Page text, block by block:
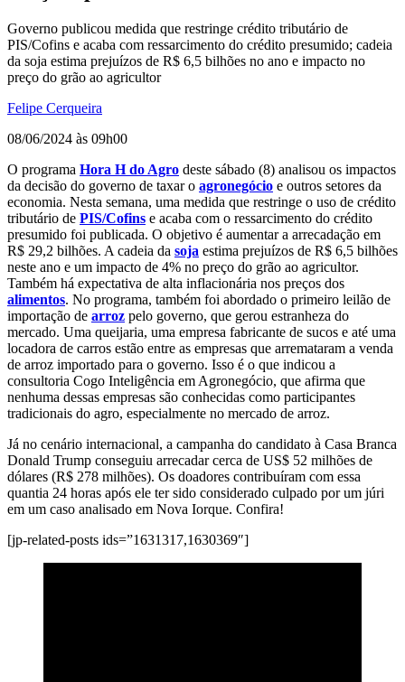
Governo publicou medida que restringe crédito tributário de
PIS/Cofins e acaba com ressarcimento do crédito presumido; cadeia
da soja estima prejuízos de R$ 6,5 bilhões no ano e impacto no
preço do grão ao agricultor
Felipe Cerqueira
08/06/2024 às 09h00
O programa Hora H do Agro deste sábado (8) analisou os impactos
da decisão do governo de taxar o agronegócio e outros setores da
economia. Nesta semana, uma medida que restringe o uso de crédito
tributário de PIS/Cofins e acaba com o ressarcimento do crédito
presumido foi publicada. O objetivo é aumentar a arrecadação em
R$ 29,2 bilhões. A cadeia da soja estima prejuízos de R$ 6,5 bilhões
neste ano e um impacto de 4% no preço do grão ao agricultor.
Também há expectativa de alta inflacionária nos preços dos
alimentos. No programa, também foi abordado o primeiro leilão de
importação de arroz pelo governo, que gerou estranheza do
mercado. Uma queijaria, uma empresa fabricante de sucos e até uma
locadora de carros estão entre as empresas que arremataram a venda
de arroz importado para o governo. Isso é o que indicou a
consultoria Cogo Inteligência em Agronegócio, que afirma que
nenhuma dessas empresas são conhecidas como participantes
tradicionais do agro, especialmente no mercado de arroz.
Já no cenário internacional, a campanha do candidato à Casa Branca
Donald Trump conseguiu arrecadar cerca de US$ 52 milhões de
dólares (R$ 278 milhões). Os doadores contribuíram com essa
quantia 24 horas após ele ter sido considerado culpado por um júri
em um caso analisado em Nova Iorque. Confira!
[jp-related-posts ids=”1631317,1630369″]